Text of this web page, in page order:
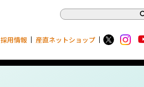
採用情報 産直ネットショップ